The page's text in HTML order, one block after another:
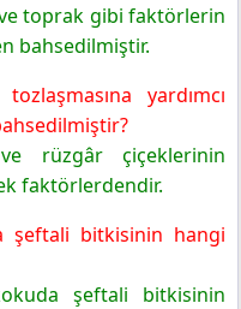
ve toprak gibi faktörlerin
bahsedilmiştir.
yardımcı
rüzgâr çiçeklerinin
faktörlerdendir.
şeftali bitkisinin hangi
şeftali bitkisinin